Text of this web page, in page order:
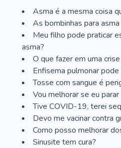
Asma é a mesma coisa
As bombinhas para asma
Meu filho pode praticar
asma?
O que fazer em uma
Enfisema pulmonar pode
Tosse com sangue é
Vou melhorar se eu
Tive COVID-19, terei
Devo me vacinar contra
Como posso melhorar
Sinusite tem cura?